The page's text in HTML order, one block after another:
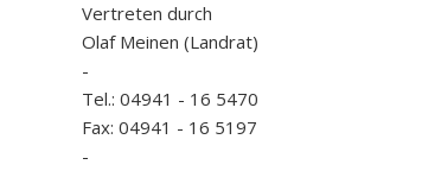
Vertreten durch
Olaf Meinen (Landrat)
-
Tel.: 04941 - 16 5470
Fax: 04941 - 16 5197
-